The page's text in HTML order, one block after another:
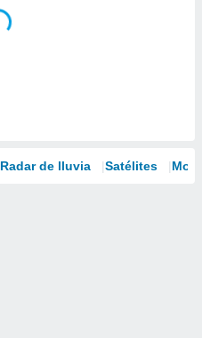
Radar de lluvia Satélites